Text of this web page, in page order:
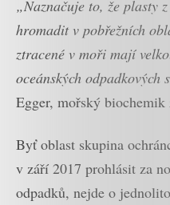
„Naznačuje to, že plasty
hromadit v pobřežních
ztracené v moři mají
oceánských odpadkových
Egger, mořský biochemik
Byť oblast skupina
v září 2017 prohlásit za
odpadků, nejde o